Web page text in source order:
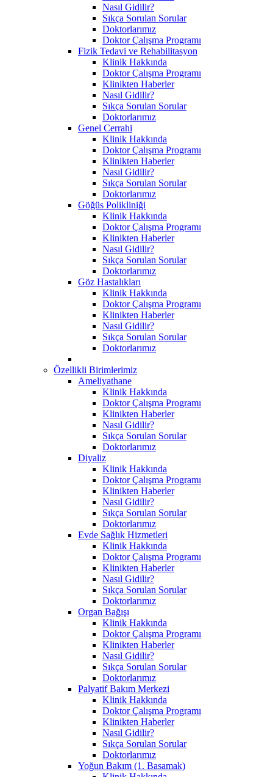
Nasıl Gidilir?
Sıkça Sorulan Sorular
Doktorlarımız
Doktor Çalışma Programı
Fizik Tedavi ve Rehabilitasyon
Klinik Hakkında
Doktor Çalışma Programı
Klinikten Haberler
Nasıl Gidilir?
Sıkça Sorulan Sorular
Doktorlarımız
Genel Cerrahi
Klinik Hakkında
Doktor Çalışma Programı
Klinikten Haberler
Nasıl Gidilir?
Sıkça Sorulan Sorular
Doktorlarımız
Göğüs Polikliniği
Klinik Hakkında
Doktor Çalışma Programı
Klinikten Haberler
Nasıl Gidilir?
Sıkça Sorulan Sorular
Doktorlarımız
Göz Hastalıkları
Klinik Hakkında
Doktor Çalışma Programı
Klinikten Haberler
Nasıl Gidilir?
Sıkça Sorulan Sorular
Doktorlarımız
Özellikli Birimlerimiz
Ameliyathane
Klinik Hakkında
Doktor Çalışma Programı
Klinikten Haberler
Nasıl Gidilir?
Sıkça Sorulan Sorular
Doktorlarımız
Diyaliz
Klinik Hakkında
Doktor Çalışma Programı
Klinikten Haberler
Nasıl Gidilir?
Sıkça Sorulan Sorular
Doktorlarımız
Evde Sağlık Hizmetleri
Klinik Hakkında
Doktor Çalışma Programı
Klinikten Haberler
Nasıl Gidilir?
Sıkça Sorulan Sorular
Doktorlarımız
Organ Bağışı
Klinik Hakkında
Doktor Çalışma Programı
Klinikten Haberler
Nasıl Gidilir?
Sıkça Sorulan Sorular
Doktorlarımız
Palyatif Bakım Merkezi
Klinik Hakkında
Doktor Çalışma Programı
Klinikten Haberler
Nasıl Gidilir?
Sıkça Sorulan Sorular
Doktorlarımız
Yoğun Bakım (1. Basamak)